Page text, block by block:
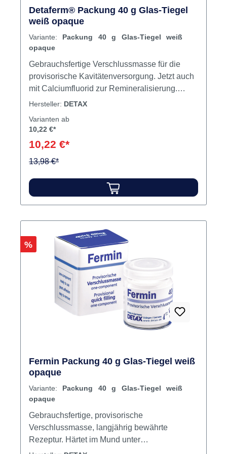
Detaferm® Packung 40 g Glas-Tiegel
weiß opaque
Variante: Packung 40 g Glas-Tiegel weiß
opaque
Gebrauchsfertige Verschlussmasse für die
provisorische Kavitätenversorgung. Jetzt auch
mit Calciumfluorid zur Remineralisierung.
Härtet im Mund unter Speichelfluss, hohe
hervorragender Randschluss, leicht zu
Hersteller: DETAX
Varianten ab
10,22 €*
10,22 €*
13,98 €*
Rabatt
%
Fermin Packung 40 g Glas-Tiegel weiß
opaque
Variante: Packung 40 g Glas-Tiegel weiß
opaque
Gebrauchsfertige, provisorische
Verschlussmasse, langjährig bewährte
Rezeptur. Härtet im Mund unter
Speicheleinfluss, hohe Klebkraft in der Kavität,